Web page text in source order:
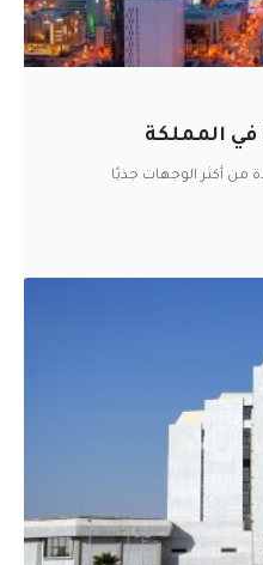
في المملكة
من أكثر الوجهات جذبًا